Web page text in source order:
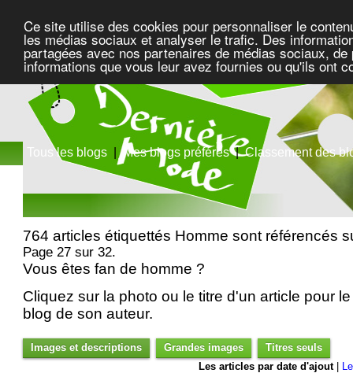
Ce site utilise des cookies pour personnaliser le
les médias sociaux et analyser le trafic. Des
partagées avec nos partenaires de médias sociaux,
informations que vous leur avez fournies ou qu'ils ont
Tous les blogs | Mes blogs préférés|Classement des
764 articles étiquettés Homme sont référencés
Page 27 sur 32.
Vous êtes fan de homme ?
Cliquez sur la photo ou le titre d'un article pour
blog de son auteur.
Images et descriptions Grandes images
Titres seuls
Les articles par date d'ajout|